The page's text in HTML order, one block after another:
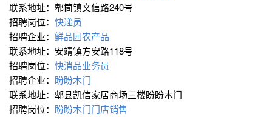
联系地址：郫筒镇文信路240号
招聘岗位： 快递员
招聘企业： 鲜品园农产品
联系地址：安靖镇方安路118号
招聘岗位： 快消品业务员
招聘企业： 盼盼木门
联系地址：郫县凯信家居商场三楼盼盼木门
招聘岗位： 盼盼木门门店销售